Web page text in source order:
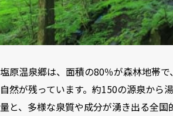
塩原温泉郷は、面積の80％が森林地帯
自然が残っています。約150の源泉から
量と、多様な泉質や成分が湧き出る全